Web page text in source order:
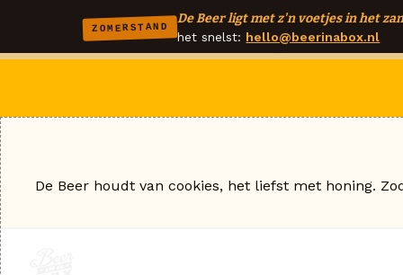
ZOMERSTAND
De Beer ligt met z'n voetjes in het
het snelst: hello@beerinabox.nl
De Beer houdt van cookies, het liefst met honing.